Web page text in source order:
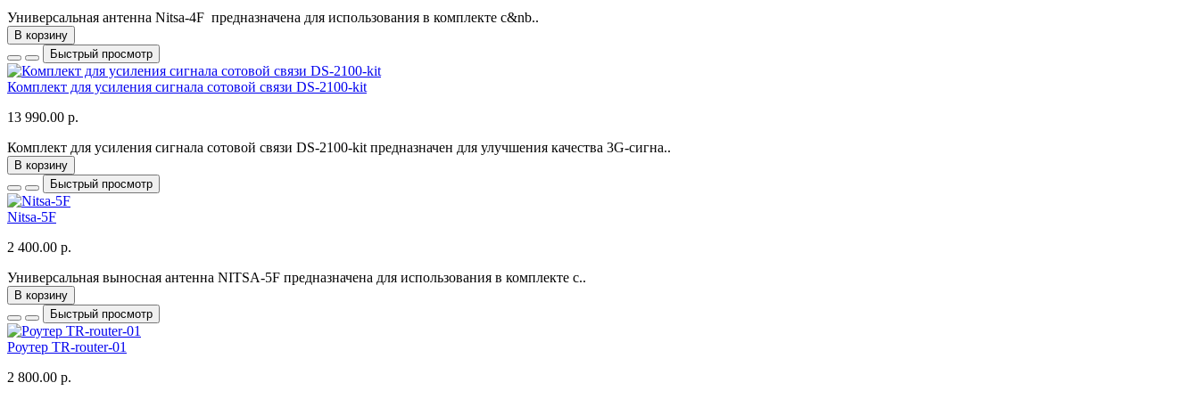
Универсальная антенна Nitsa-4F предназначена для использования в комплекте c&nb..
В корзину
Быстрый просмотр
Комплект для усиления сигнала сотовой связи DS-2100-kit
13 990.00 р.
Комплект для усиления сигнала сотовой связи DS-2100-kit предназначен для улучшения качества 3G-сигна..
В корзину
Быстрый просмотр
Nitsa-5F
2 400.00 р.
Универсальная выносная антенна NITSA-5F предназначена для использования в комплекте c..
В корзину
Быстрый просмотр
Роутер TR-router-01
2 800.00 р.